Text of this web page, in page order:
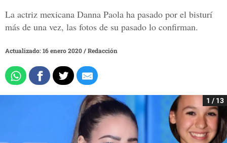
La actriz mexicana Danna Paola ha pasado por el bisturí
más de una vez, las fotos de su pasado lo confirman.
Actualizado: 16 enero 2020/Redacción
1 / 13